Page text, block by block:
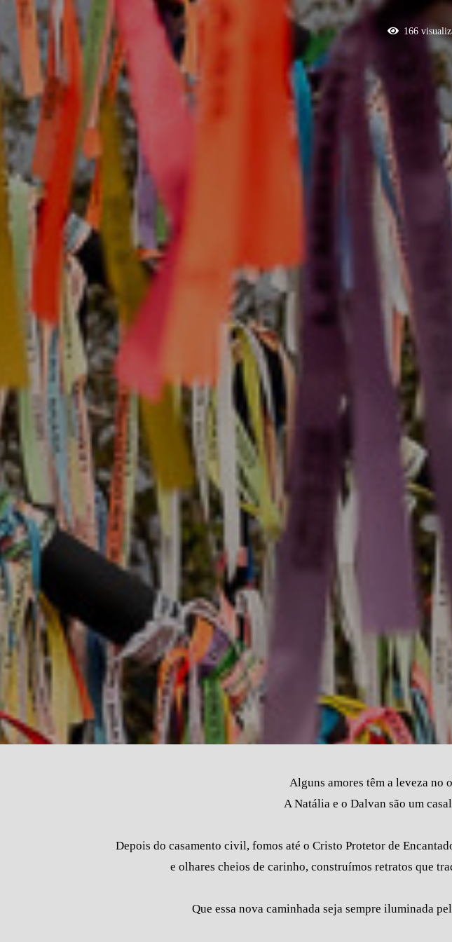
166
Alguns amores têm a leveza no
A Natália e o Dalvan são um
Depois do casamento civil, fomos até o Cristo Protetor de
e olhares cheios de carinho, construímos retratos que
Que essa nova caminhada seja sempre iluminada